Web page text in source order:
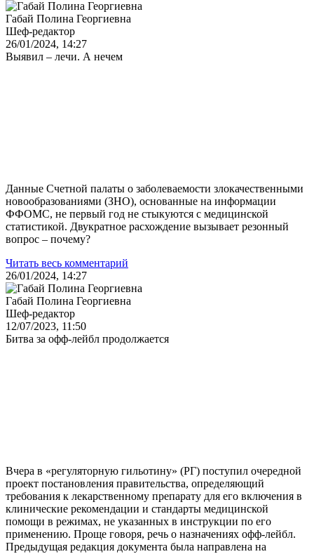
Габай Полина Георгиевна
Шеф-редактор
26/01/2024, 14:27
Выявил – лечи. А нечем
Данные Счетной палаты о заболеваемости злокачественными
новообразованиями (ЗНО), основанные на информации
ФФОМС, не первый год не стыкуются с медицинской
статистикой. Двукратное расхождение вызывает резонный
вопрос – почему?
Читать весь комментарий
26/01/2024, 14:27
Габай Полина Георгиевна
Шеф-редактор
12/07/2023, 11:50
Битва за офф-лейбл продолжается
Вчера в «регуляторную гильотину» (РГ) поступил очередной
проект постановления правительства, определяющий
требования к лекарственному препарату для его включения в
клинические рекомендации и стандарты медицинской
помощи в режимах, не указанных в инструкции по его
применению. Проще говоря, речь о назначениях офф-лейбл.
Предыдущая редакция документа была направлена на